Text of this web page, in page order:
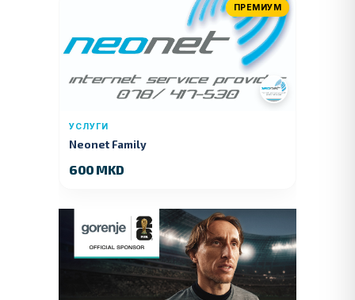
ПРЕМИУМ
УСЛУГИ
Neonet Family
600 MKD